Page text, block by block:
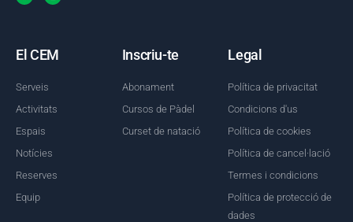
El CEM
Serveis
Activitats
Espais
Notícies
Reserves
Equip
Inscriu-te
Abonament
Cursos de Pàdel
Curset de natació
Legal
Política de privacitat
Condicions d'us
Política de cookies
Política de cancel·lació
Termes i condicions
Política de protecció de
dades